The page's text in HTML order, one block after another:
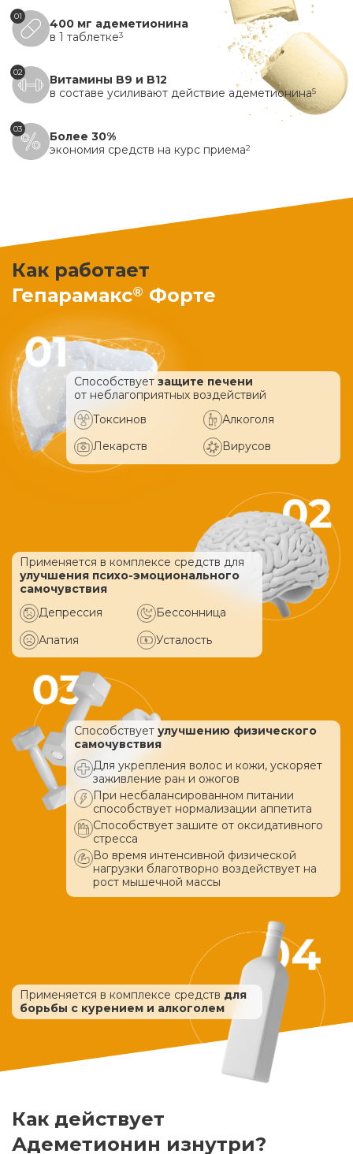
01
400 мг адеметионина
в 1 таблетке3
02
Витамины B9 и B12
в составе усиливают действие адеметионина5
03
Более 30%
экономия средств на курс приема2
Как работает
Гепарамакс® Форте
Способствует защите печени
от неблагоприятных воздействий
Токсинов
Алкоголя
Лекарств
Вирусов
Применяется в комплексе средств для
улучшения психо-эмоционального
самочувствия
Депрессия
Бессонница
Апатия
Усталость
Способствует улучшению физического
самочувствия
Для укрепления волос и кожи, ускоряет
заживление ран и ожогов
При несбалансированном питании
способствует нормализации аппетита
Способствует зашите от оксидативного
стресса
Во время интенсивной физической
нагрузки благотворно воздействует на
рост мышечной массы
Применяется в комплексе средств для
борьбы с курением и алкоголем
Как действует
Адеметионин изнутри?